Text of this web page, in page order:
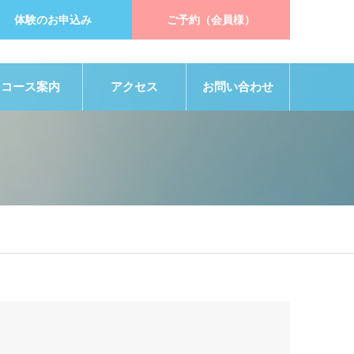
体験のお申込み ご予約（会員様）
コース案内 アクセス お問い合わせ